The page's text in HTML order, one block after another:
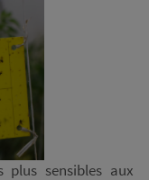
plus sensibles aux